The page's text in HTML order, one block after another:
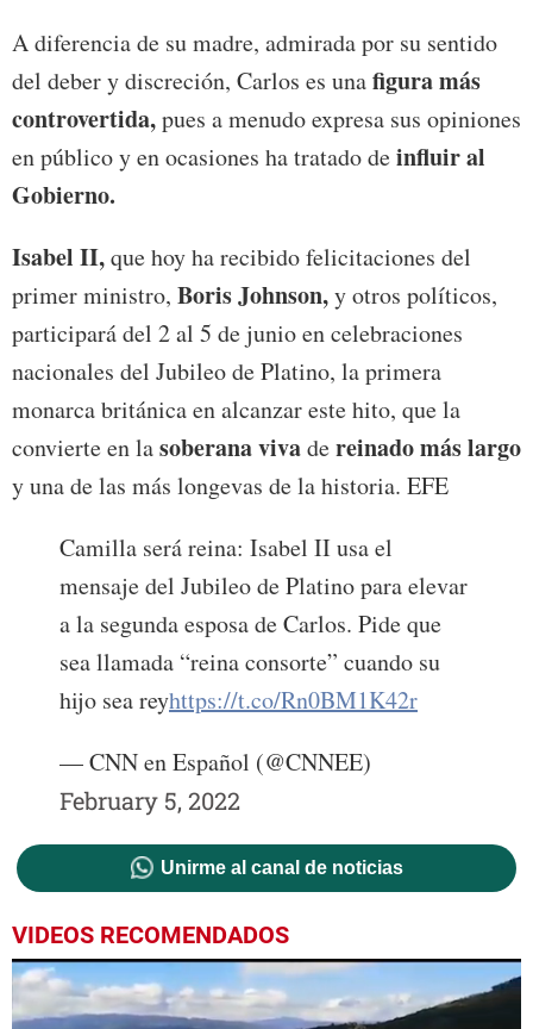
A diferencia de su madre, admirada por su sentido
del deber y discreción, Carlos es unafigura más
controvertida,pues a menudo expresa sus opiniones
en público y en ocasiones ha tratado deinfluir al
Gobierno.
Isabel II,que hoy ha recibido felicitaciones del
primer ministro, Boris Johnson,y otros políticos,
participará del 2 al 5 de junio en celebraciones
nacionales del Jubileo de Platino, la primera
monarca británica en alcanzar este hito, que la
convierte en lasoberana vivadereinado más largo
y una de las más longevas de la historia. EFE
Camilla será reina: Isabel II usa el
mensaje del Jubileo de Platino para elevar
a la segunda esposa de Carlos. Pide que
sea llamada “reina consorte” cuando su
hijo sea reyhttps://t.co/Rn0BM1K42r
— CNN en Español (@CNNEE)
February 5, 2022
Unirme al canal de noticias
VIDEOS RECOMENDADOS